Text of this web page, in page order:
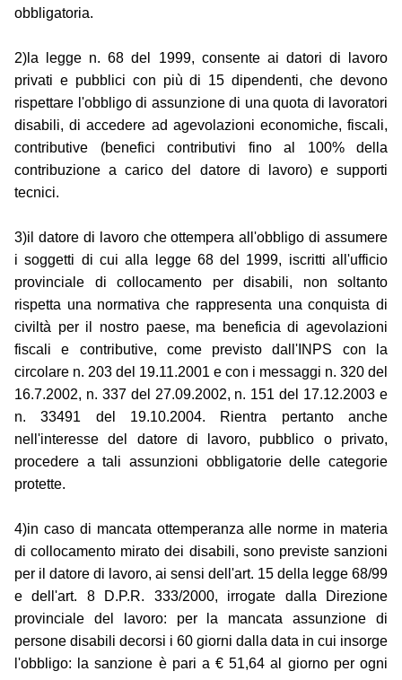
obbligatoria.
2)la legge n. 68 del 1999, consente ai datori di lavoro
privati e pubblici con più di 15 dipendenti, che devono
rispettare l'obbligo di assunzione di una quota di lavoratori
disabili, di accedere ad agevolazioni economiche, fiscali,
contributive (benefici contributivi fino al 100% della
contribuzione a carico del datore di lavoro) e supporti
tecnici.
3)il datore di lavoro che ottempera all'obbligo di assumere
i soggetti di cui alla legge 68 del 1999, iscritti all'ufficio
provinciale di collocamento per disabili, non soltanto
rispetta una normativa che rappresenta una conquista di
civiltà per il nostro paese, ma beneficia di agevolazioni
fiscali e contributive, come previsto dall'INPS con la
circolare n. 203 del 19.11.2001 e con i messaggi n. 320 del
16.7.2002, n. 337 del 27.09.2002, n. 151 del 17.12.2003 e
n. 33491 del 19.10.2004. Rientra pertanto anche
nell'interesse del datore di lavoro, pubblico o privato,
procedere a tali assunzioni obbligatorie delle categorie
protette.
4)in caso di mancata ottemperanza alle norme in materia
di collocamento mirato dei disabili, sono previste sanzioni
per il datore di lavoro, ai sensi dell'art. 15 della legge 68/99
e dell'art. 8 D.P.R. 333/2000, irrogate dalla Direzione
provinciale del lavoro: per la mancata assunzione di
persone disabili decorsi i 60 giorni dalla data in cui insorge
l'obbligo: la sanzione è pari a € 51,64 al giorno per ogni